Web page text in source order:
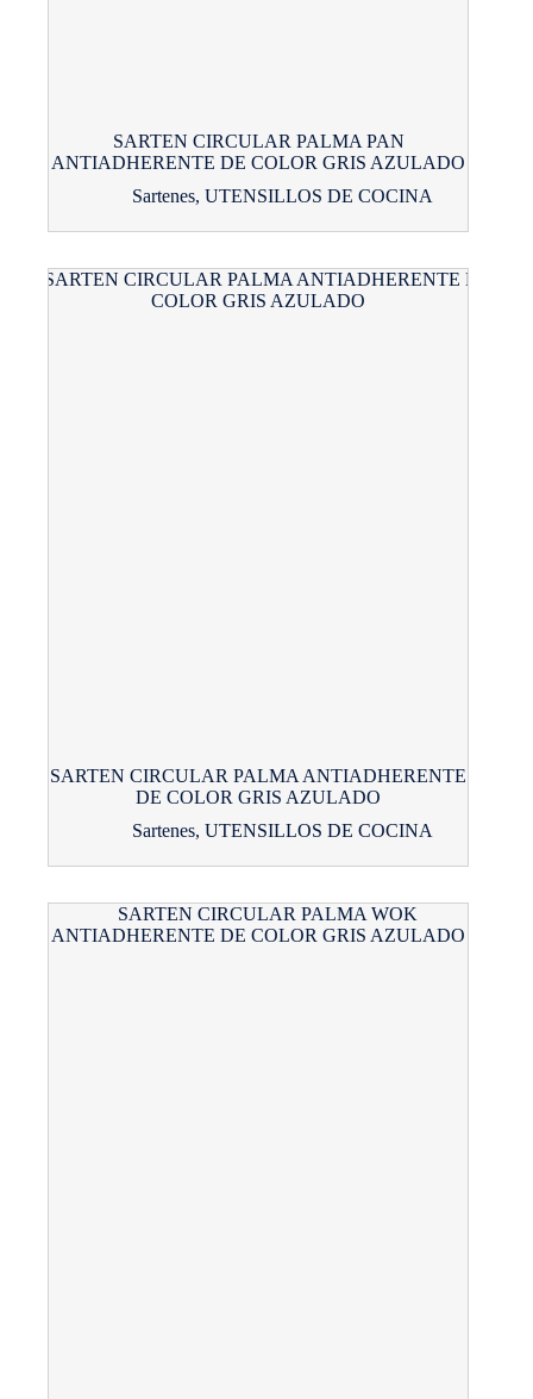
SARTEN CIRCULAR PALMA PAN
ANTIADHERENTE DE COLOR GRIS AZULADO
Sartenes, UTENSILLOS DE COCINA
SARTEN CIRCULAR PALMA ANTIADHERENTE
DE COLOR GRIS AZULADO
Sartenes, UTENSILLOS DE COCINA